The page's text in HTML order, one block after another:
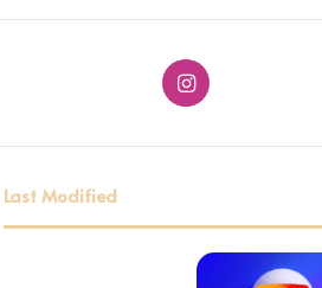
I
t
a
Last Modified